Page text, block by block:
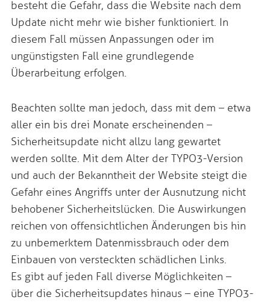
besteht die Gefahr, dass die Website nach dem
Update nicht mehr wie bisher funktioniert. In
diesem Fall müssen Anpassungen oder im
ungünstigsten Fall eine grundlegende
Überarbeitung erfolgen.
Beachten sollte man jedoch, dass mit dem – etwa
aller ein bis drei Monate erscheinenden –
Sicherheitsupdate nicht allzu lang gewartet
werden sollte. Mit dem Alter der TYPO3-Version
und auch der Bekanntheit der Website steigt die
Gefahr eines Angriffs unter der Ausnutzung nicht
behobener Sicherheitslücken. Die Auswirkungen
reichen von offensichtlichen Änderungen bis hin
zu unbemerktem Datenmissbrauch oder dem
Einbauen von versteckten schädlichen Links.
Es gibt auf jeden Fall diverse Möglichkeiten –
über die Sicherheitsupdates hinaus – eine TYPO3-